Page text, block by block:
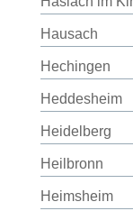
Hausach
Hechingen
Heddesheim
Heidelberg
Heilbronn
Heimsheim